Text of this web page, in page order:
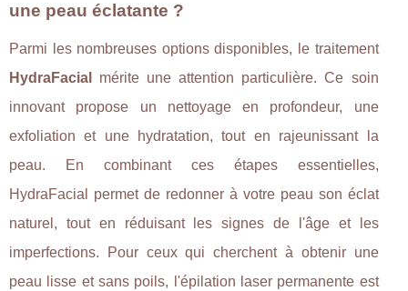
une peau éclatante ?
Parmi les nombreuses options disponibles, le traitement
HydraFacial
mérite une attention particulière. Ce soin
innovant propose un nettoyage en profondeur, une
exfoliation et une hydratation, tout en rajeunissant la
peau. En combinant ces étapes essentielles,
HydraFacial permet de redonner à votre peau son éclat
naturel, tout en réduisant les signes de l'âge et les
imperfections. Pour ceux qui cherchent à obtenir une
peau lisse et sans poils, l'épilation laser permanente est